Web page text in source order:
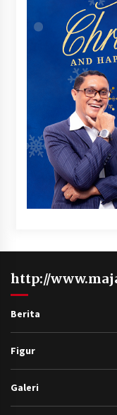
http://
Berita
Figur
Galeri